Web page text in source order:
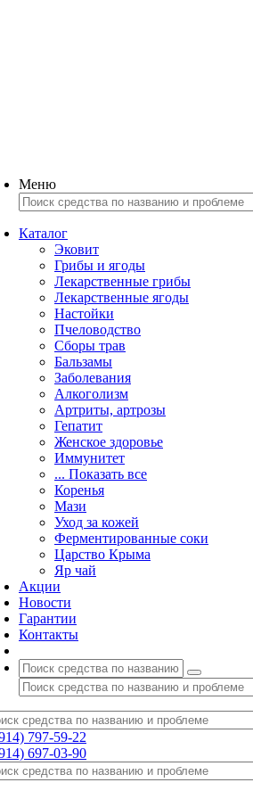
Меню
Каталог
Эковит
Грибы и ягоды
Лекарственные грибы
Лекарственные ягоды
Настойки
Пчеловодство
Сборы трав
Бальзамы
Заболевания
Алкоголизм
Артриты, артрозы
Гепатит
Женское здоровье
Иммунитет
... Показать все
Коренья
Мази
Уход за кожей
Ферментированные соки
Царство Крыма
Яр чай
Акции
Новости
Гарантии
Контакты
797-59-22
697-03-90